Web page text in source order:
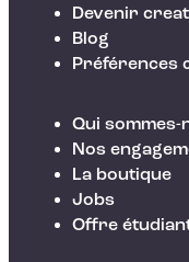
Devenir
Blog
Préférences
Qui sommes-
Nos
La boutique
Jobs
Offre